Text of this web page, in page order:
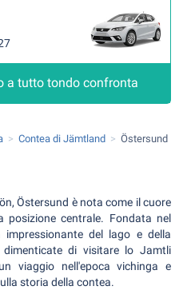
a tutto tondo confronta
Contea di Jämtland Östersund
Östersund è nota come il cuore
posizione centrale. Fondata nel
del lago e della
di visitare lo Jamtli
viaggio nell'epoca vichinga e
storia della contea.